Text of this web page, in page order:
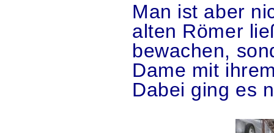
Man ist aber
alten Römer
bewachen,
Dame mit
Dabei ging es